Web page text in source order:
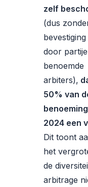
zelf
(dus
door
benoemde
arbiters),
50% van
2024 een
Dit toont
het
de
arbitrage